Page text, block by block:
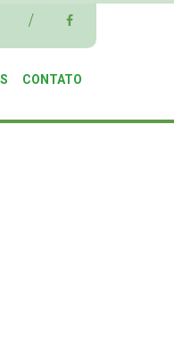
CONTATO